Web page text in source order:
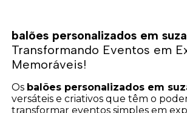
balões personalizados em
Transformando Eventos em
Memoráveis!
Os balões personalizados em
versáteis e criativos que têm o
transformar eventos simples em